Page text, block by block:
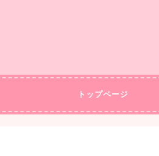
トップページ